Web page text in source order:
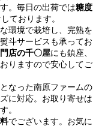
。毎日の出荷では糖度
ております。
環境で栽培し、完熟を
斗サービスも承ってお
店の千〇屋にも鎮座、
りますので安心してご
なった南原ファームの
に対応。お取り寄せは
。
でございます。お気に